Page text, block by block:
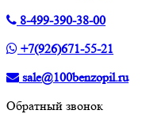
8-499-390-38-00
+7(926)671-55-21
sale@100benzopil.ru
Обратный звонок